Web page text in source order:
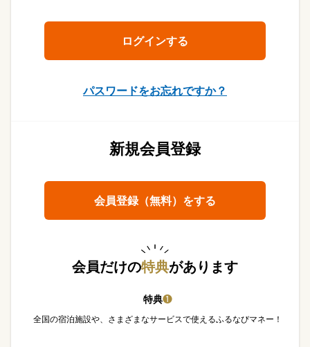
パスワードをお忘れですか？
新規会員登録
会員登録（無料）をする
会員だけの特典があります
特典❶
全国の宿泊施設や、さまざまなサービスで使えるふるなびマネー！